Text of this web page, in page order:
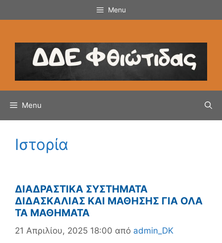
σε
Menu
Menu
Ιστορία
ΔΙΑΔΡΑΣΤΙΚΑ ΣΥΣΤΗΜΑΤΑ
ΔΙΔΑΣΚΑΛΙΑΣ ΚΑΙ ΜΑΘΗΣΗΣ ΓΙΑ ΟΛΑ
ΤΑ ΜΑΘΗΜΑΤΑ
21 Απριλίου, 2025 18:00 από admin_DK